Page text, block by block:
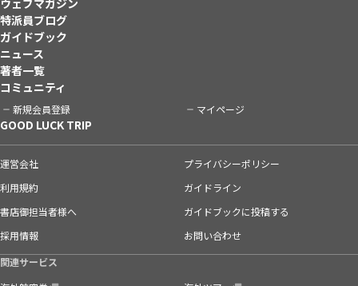
特派員ブログ
ガイドブック
ニュース
著者一覧
コミュニティ
新規会員登録 マイページ
GOOD LUCK TRIP
運営会社
プライバシーポリシー
利用規約
ガイドライン
書店御担当者様へ
ガイドブックに投稿する
採用情報
お問い合わせ
関連サービス